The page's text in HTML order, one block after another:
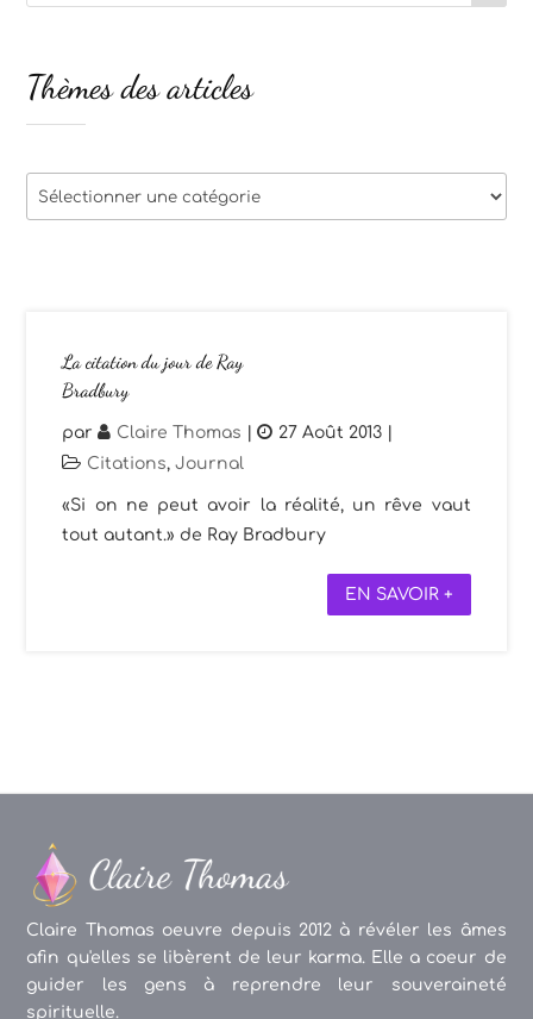
La citation du jour de Ray
Bradbury
par Claire Thomas | 27 Août 2013 |
Citations,Journal
«Si on ne peut avoir la réalité, un rêve vaut
tout autant.» de Ray Bradbury
EN SAVOIR +
Thèmes des articles
Thèmes
des
Claire Thomas oeuvre depuis 2012 à révéler les âmes
afin qu'elles se libèrent de leur karma. Elle a coeur de
guider les gens à reprendre leur souveraineté
spirituelle.